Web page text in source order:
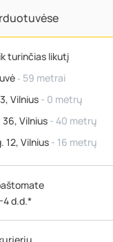
turinčias likutį
‐ 59 metrai
Vilnius - 0 metrų
36, Vilnius - 40 metrų
12, Vilnius - 16 metrų
Vilnius- 192 metrai
k., Vytauto g. 183,
Klaipėda- 290 metrų
4 d.d.*